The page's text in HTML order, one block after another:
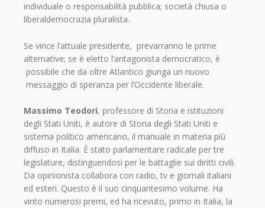
individuale o responsabilità pubblica; società chiusa o
liberaldemocrazia pluralista.
Se vince l’attuale presidente, prevarranno le prime
alternative; se è eletto l’antagonista democratico, è
possibile che da oltre Atlantico giunga un nuovo
messaggio di speranza per l’Occidente liberale.
Massimo Teodori, professore di Storia e istituzioni
degli Stati Uniti, è autore di Storia degli Stati Uniti e
sistema politico americano, il manuale in materia più
diffuso in Italia. È stato parlamentare radicale per tre
legislature, distinguendosi per le battaglie sui diritti civili.
Da opinionista collabora con radio, tv e giornali italiani
ed esteri. Questo è il suo cinquantesimo volume. Ha
vinto numerosi premi, ed ha ricevuto, primo in Italia, la